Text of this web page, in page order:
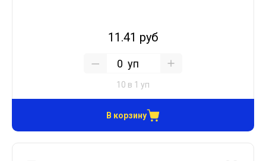
11.41 руб
уп
10 в 1 уп
В корзину